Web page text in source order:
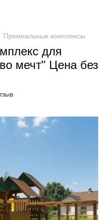
Премиальные комплексы
для
мечт" Цена без